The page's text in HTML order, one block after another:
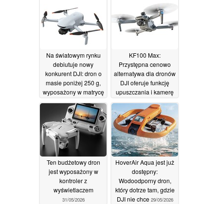
wiążą się z pewnymi
ograniczeniami
21/06/2026
19/06/2026
Na światowym rynku
debiutuje nowy
konkurent DJI: dron o
masie poniżej 250 g,
wyposażony w matrycę
1/1,3 cala i
obsługujący
rozdzielczość 4K przy
60 klatkach na
sekundę12/06/2026
KF100 Max:
Przystępna cenowo
alternatywa dla dronów
DJI oferuje funkcję
upuszczania i kamerę
4K08/06/2026
Ten budżetowy dron
jest wyposażony w
kontroler z
wyświetlaczem
31/05/2026
HoverAir Aqua jest już
dostępny:
Wodoodporny dron,
który dotrze tam, gdzie
DJI nie chce 29/05/2026